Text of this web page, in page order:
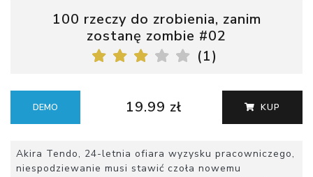
100 rzeczy do zrobienia, zanim
zostanę zombie #02
(1)
DEMO 19.99 zł KUP
Akira Tendo, 24-letnia ofiara wyzysku pracowniczego,
niespodziewanie musi stawić czoła nowemu